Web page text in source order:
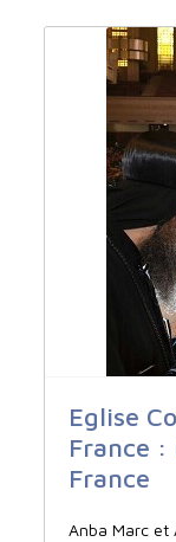
Eglise
France
France
Anba Marc et